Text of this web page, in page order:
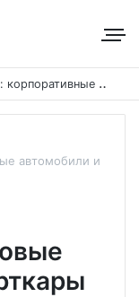
С
труктура денежной массы меняется: корпоративные депозиты обогнали вклады населения
автомобили и